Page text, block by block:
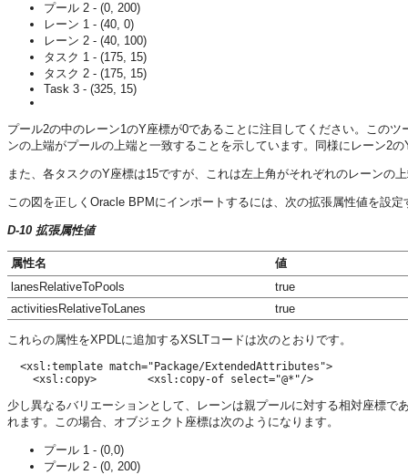
プール 2 - (0, 200)
レーン 1 - (40, 0)
レーン 2 - (40, 100)
タスク 1 - (175, 15)
タスク 2 - (175, 15)
Task 3 - (325, 15)
プール2の中のレーン1のY座標が0であることに注目してください。この
ンの上端がプールの上端と一致することを示しています。同様にレーン2
また、各タスクのY座標は15ですが、これは左上角がそれぞれのレーンの
この図を正しくOracle BPMにインポートするには、次の拡張属性値を設
D-10 拡張属性値
属性名
値
lanesRelativeToPools
true
activitiesRelativeToLanes
true
これらの属性をXPDLに追加するXSLTコードは次のとおりです。
  <xsl:template match="Package/ExtendedAttributes">
少し異なるバリエーションとして、レーンは親プールに対する相対座標
れます。この場合、オブジェクト座標は次のようになります。
プール 1 - (0,0)
プール 2 - (0, 200)